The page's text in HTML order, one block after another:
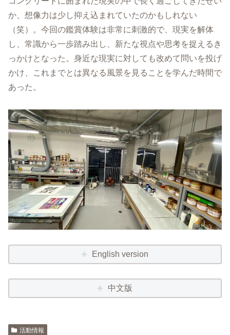
か、想像力は少し抑え込まれていたのかもしれない
（笑）。今回の鑑賞体験は非常に刺激的で、現実を解体
し、常識から一歩踏み出し、新たな視点や思考を捉えるき
っかけとなった。身近な現実に対しても改めて問いを投げ
かけ、これまでとは異なる風景を見ることを学んだ時間で
あった。
English version
中文版
活動情報